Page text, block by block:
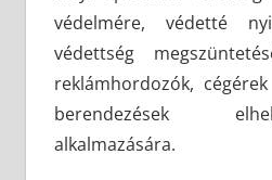
védelmére, védetté
védettség
reklámhordozók,
berendezések
alkalmazására.